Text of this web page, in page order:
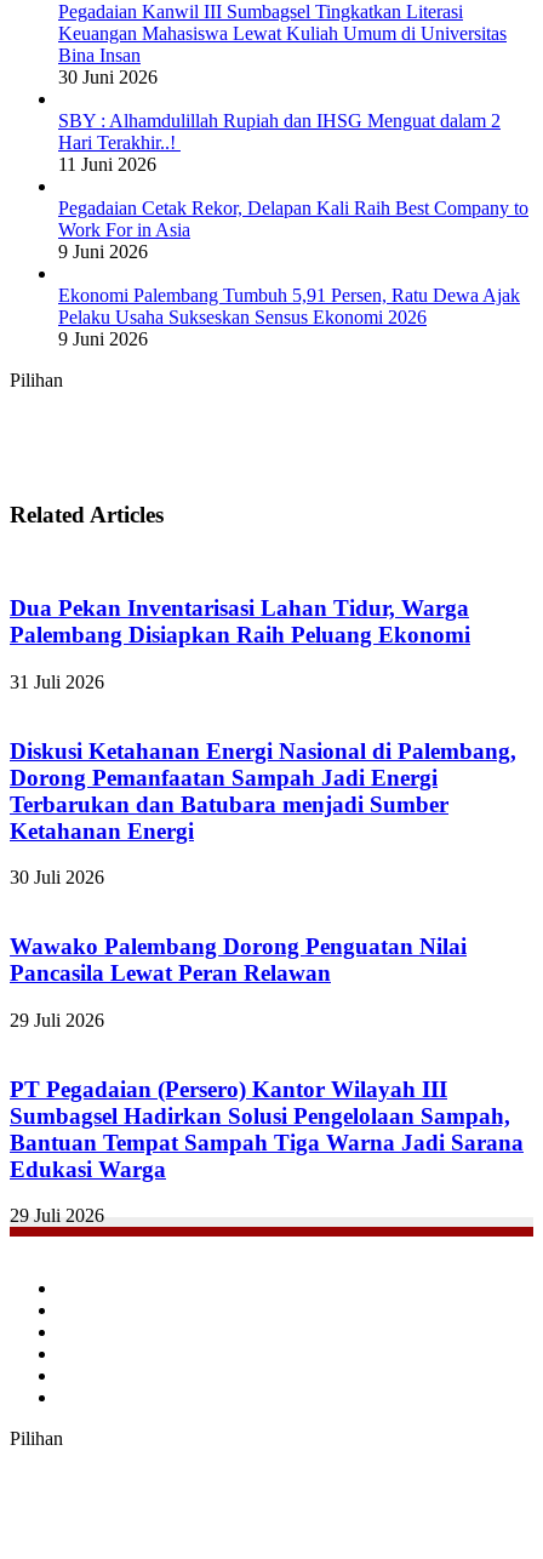
Pegadaian Kanwil III Sumbagsel Tingkatkan Literasi
Keuangan Mahasiswa Lewat Kuliah Umum di Universitas
Bina Insan
30 Juni 2026
SBY : Alhamdulillah Rupiah dan IHSG Menguat dalam 2
Hari Terakhir..!
11 Juni 2026
Pegadaian Cetak Rekor, Delapan Kali Raih Best Company to
Work For in Asia
9 Juni 2026
Ekonomi Palembang Tumbuh 5,91 Persen, Ratu Dewa Ajak
Pelaku Usaha Sukseskan Sensus Ekonomi 2026
9 Juni 2026
Pilihan
Related Articles
Dua Pekan Inventarisasi Lahan Tidur, Warga
Palembang Disiapkan Raih Peluang Ekonomi
31 Juli 2026
Diskusi Ketahanan Energi Nasional di Palembang,
Dorong Pemanfaatan Sampah Jadi Energi
Terbarukan dan Batubara menjadi Sumber
Ketahanan Energi
30 Juli 2026
Wawako Palembang Dorong Penguatan Nilai
Pancasila Lewat Peran Relawan
29 Juli 2026
PT Pegadaian (Persero) Kantor Wilayah III
Sumbagsel Hadirkan Solusi Pengelolaan Sampah,
Bantuan Tempat Sampah Tiga Warna Jadi Sarana
Edukasi Warga
29 Juli 2026
Pilihan